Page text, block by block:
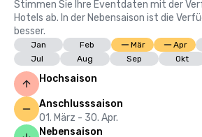
Stimmen Sie Ihre Eventdaten mit der
Hotels ab. In der Nebensaison ist die
besser.
Jan Feb Mär Apr
Jul
Aug Sep Okt
Hochsaison
Anschlusssaison
01. März - 30. Apr.
Nebensaison